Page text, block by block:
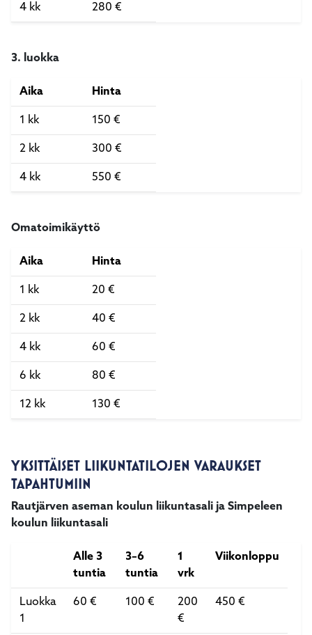
4 kk 280 €
3. luokka
Aika Hinta
1 kk 150 €
2 kk 300 €
4 kk 550 €
Omatoimikäyttö
Aika Hinta
1 kk 20 €
2 kk 40 €
4 kk 60 €
6 kk 80 €
12 kk 130 €
YKSITTÄISET LIIKUNTATILOJEN VARAUKSET
TAPAHTUMIIN
Rautjärven aseman koulun liikuntasali ja Simpeleen
koulun liikuntasali
Alle 3
tuntia
3–6
tuntia
1
vrk
Viikonloppu
Luokka
1
60 € 100 €
200
€
450 €